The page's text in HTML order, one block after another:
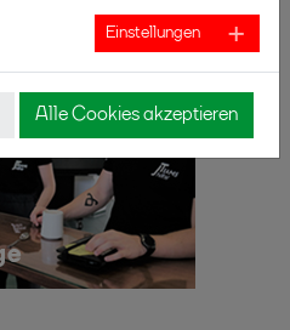
Einstellungen
Alle Cookies akzeptieren